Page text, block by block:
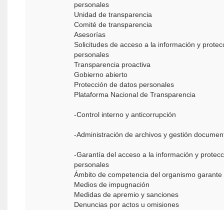
personales
Unidad de transparencia
Comité de transparencia
Asesorías
Solicitudes de acceso a la información y
personales
Transparencia proactiva
Gobierno abierto
Protección de datos personales
Plataforma Nacional de Transparencia
-Control interno y anticorrupción
-Administración de archivos y gestión
-Garantía del acceso a la información y
personales
Ámbito de competencia del organismo garante
Medios de impugnación
Medidas de apremio y sanciones
Denuncias por actos u omisiones